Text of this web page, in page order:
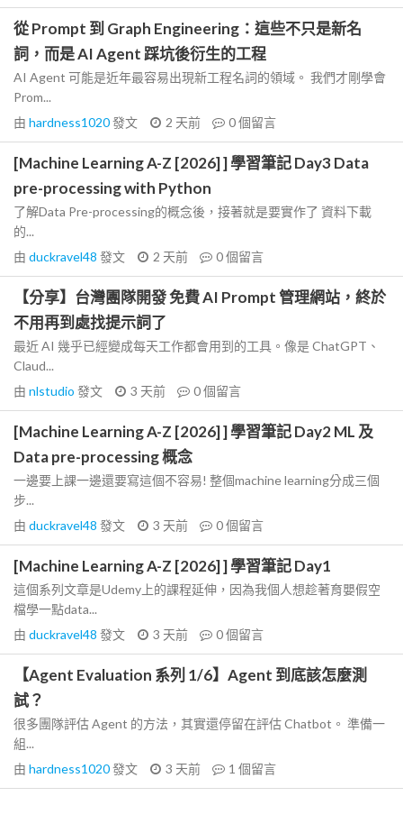
從 Prompt 到 Graph Engineering：這些不只是新名
詞，而是 AI Agent 踩坑後衍生的工程
AI Agent 可能是近年最容易出現新工程名詞的領域。 我們才剛學會
Prom...
由 hardness1020發文 2 天前 0個留言
[Machine Learning A-Z [2026] ] 學習筆記 Day3 Data
pre-processing with Python
了解Data Pre-processing的概念後，接著就是要實作了 資料下載
的...
由 duckravel48 發文 2 天前 0個留言
【分享】台灣團隊開發 免費 AI Prompt 管理網站，終於
不用再到處找提示詞了
最近 AI 幾乎已經變成每天工作都會用到的工具。像是 ChatGPT、
Claud...
由 nlstudio 發文 3 天前 0個留言
[Machine Learning A-Z [2026] ] 學習筆記 Day2 ML 及
Data pre-processing 概念
一邊要上課一邊還要寫這個不容易! 整個machine learning分成三個
步...
由 duckravel48 發文 3 天前 0個留言
[Machine Learning A-Z [2026] ] 學習筆記 Day1
這個系列文章是Udemy上的課程延伸，因為我個人想趁著育嬰假空
檔學一點data...
由 duckravel48 發文 3 天前 0個留言
【Agent Evaluation 系列 1/6】Agent 到底該怎麼測
試？
很多團隊評估 Agent 的方法，其實還停留在評估 Chatbot。 準備一
組...
由 hardness1020發文 3 天前 1 個留言